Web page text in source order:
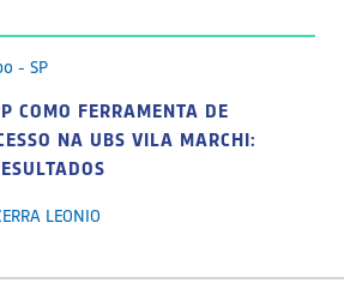
- SP
COMO FERRAMENTA DE
NA UBS VILA MARCHI:
LEONIO